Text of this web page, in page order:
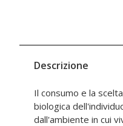
Descrizione
Il consumo e la
biologica
dall'ambiente in cui
energie assorbite
alla vita cellulare e al
questo libro è